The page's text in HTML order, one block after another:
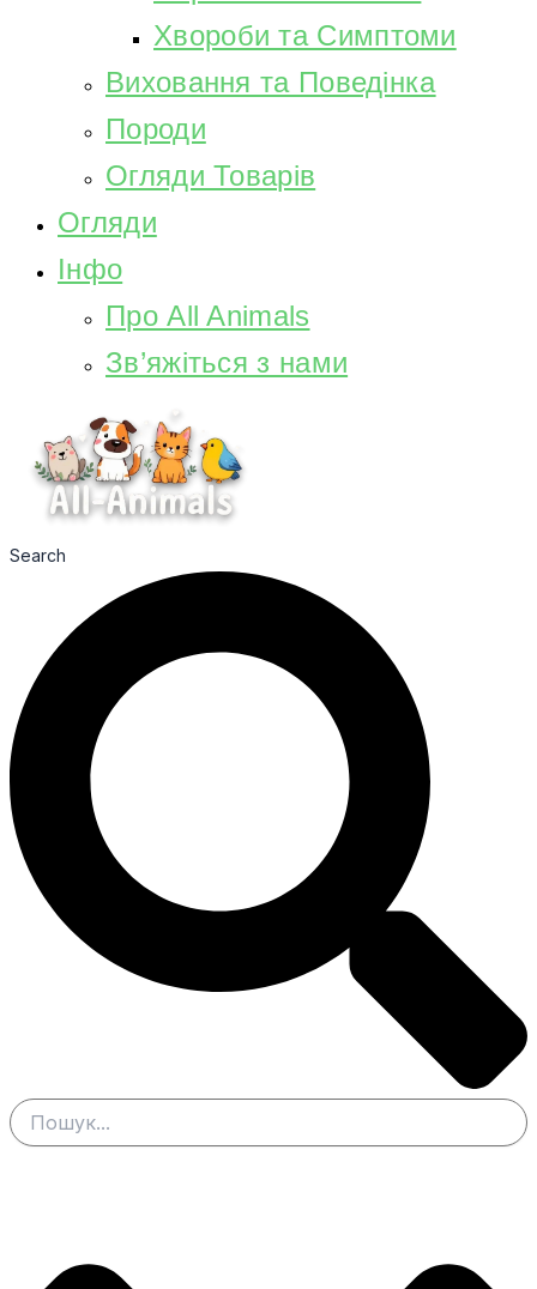
Хвороби та Симптоми
Виховання та Поведінка
Породи
Огляди Товарів
Огляди
Інфо
Про All Animals
Зв’яжіться з нами
Search